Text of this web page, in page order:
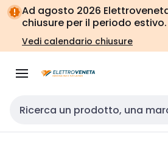
Vai alla
navigazione
Vai
alla
pagina
Ad agosto 2026
chiusure per il periodo estivo.
Vedi calendario chiusure
Cerca input